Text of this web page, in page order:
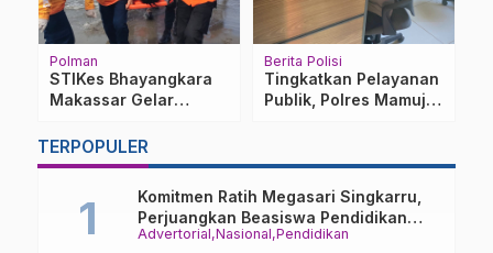
Polman
STIKes Bhayangkara
Makassar Gelar
Bencana di Polman
Berita Polisi
Tingkatkan Pelayanan
Publik, Polres Mamuju
TERPOPULER
Advertorial Nasional Pendidikan
Komitmen Ratih Megasari Singkarru,
Perjuangkan Beasiswa Pendidikan
Dari PAUD Hingga Perguruan Tinggi